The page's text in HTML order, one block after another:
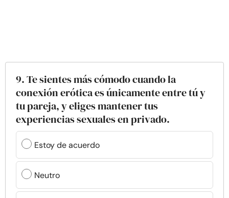
9. Te sientes más cómodo cuando la
conexión erótica es únicamente entre tú y
tu pareja, y eliges mantener tus
experiencias sexuales en privado.
Estoy de acuerdo
Neutro